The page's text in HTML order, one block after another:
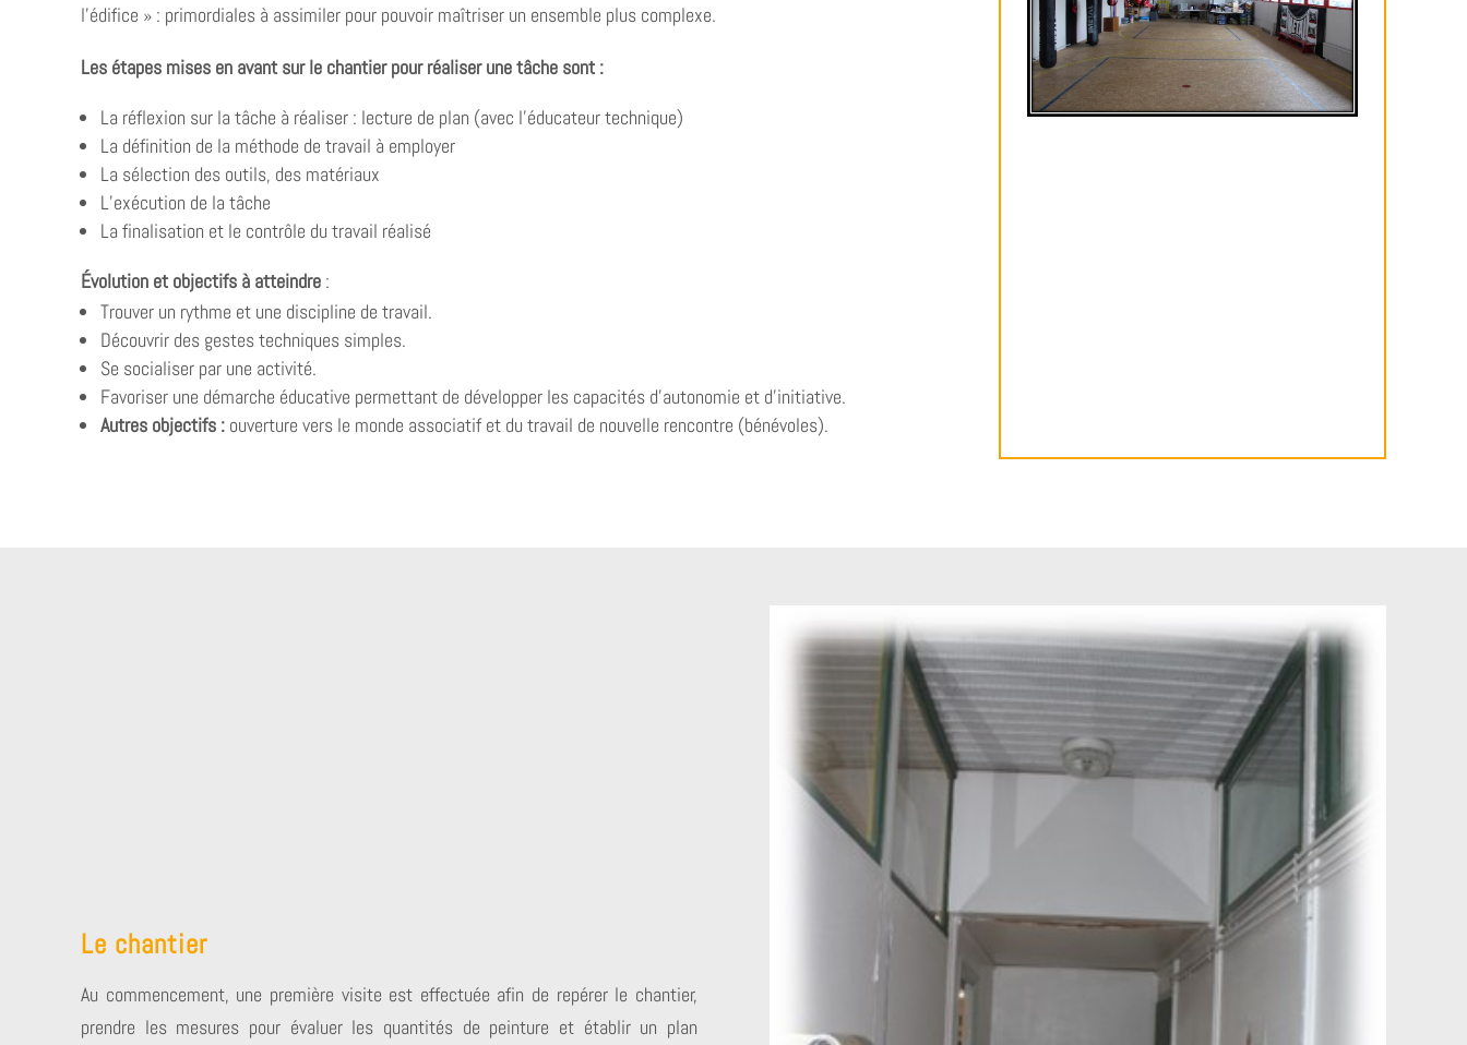
l’édifice » : primordiales à assimiler pour pouvoir maîtriser un ensemble plus complexe.
Les étapes mises en avant sur le chantier pour réaliser une tâche sont :
La réflexion sur la tâche à réaliser : lecture de plan (avec l’éducateur technique)
La définition de la méthode de travail à employer
La sélection des outils, des matériaux
L’exécution de la tâche
La finalisation et le contrôle du travail réalisé
Évolution et objectifs à atteindre :
Trouver un rythme et une discipline de travail.
Découvrir des gestes techniques simples.
Se socialiser par une activité.
Favoriser une démarche éducative permettant de développer les capacités d’autonomie et d’initiative.
Autres objectifs : ouverture vers le monde associatif et du travail de nouvelle rencontre (bénévoles).
Le chantier
Au commencement, une première visite est effectuée afin de repérer le chantier,
prendre les mesures pour évaluer les quantités de peinture et établir un plan